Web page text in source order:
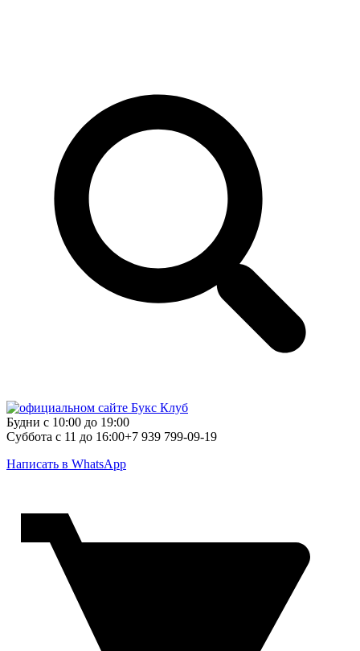
Будни с 10:00 до 19:00
Суббота с 11 до 16:00+7 939 799-09-19
Написать в WhatsApp